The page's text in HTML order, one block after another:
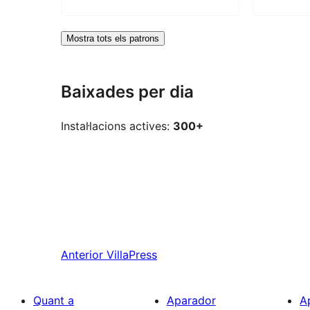
Mostra tots els patrons
Baixades per dia
Instal·lacions actives: 300+
Anterior VillaPress
Quant a Aparador